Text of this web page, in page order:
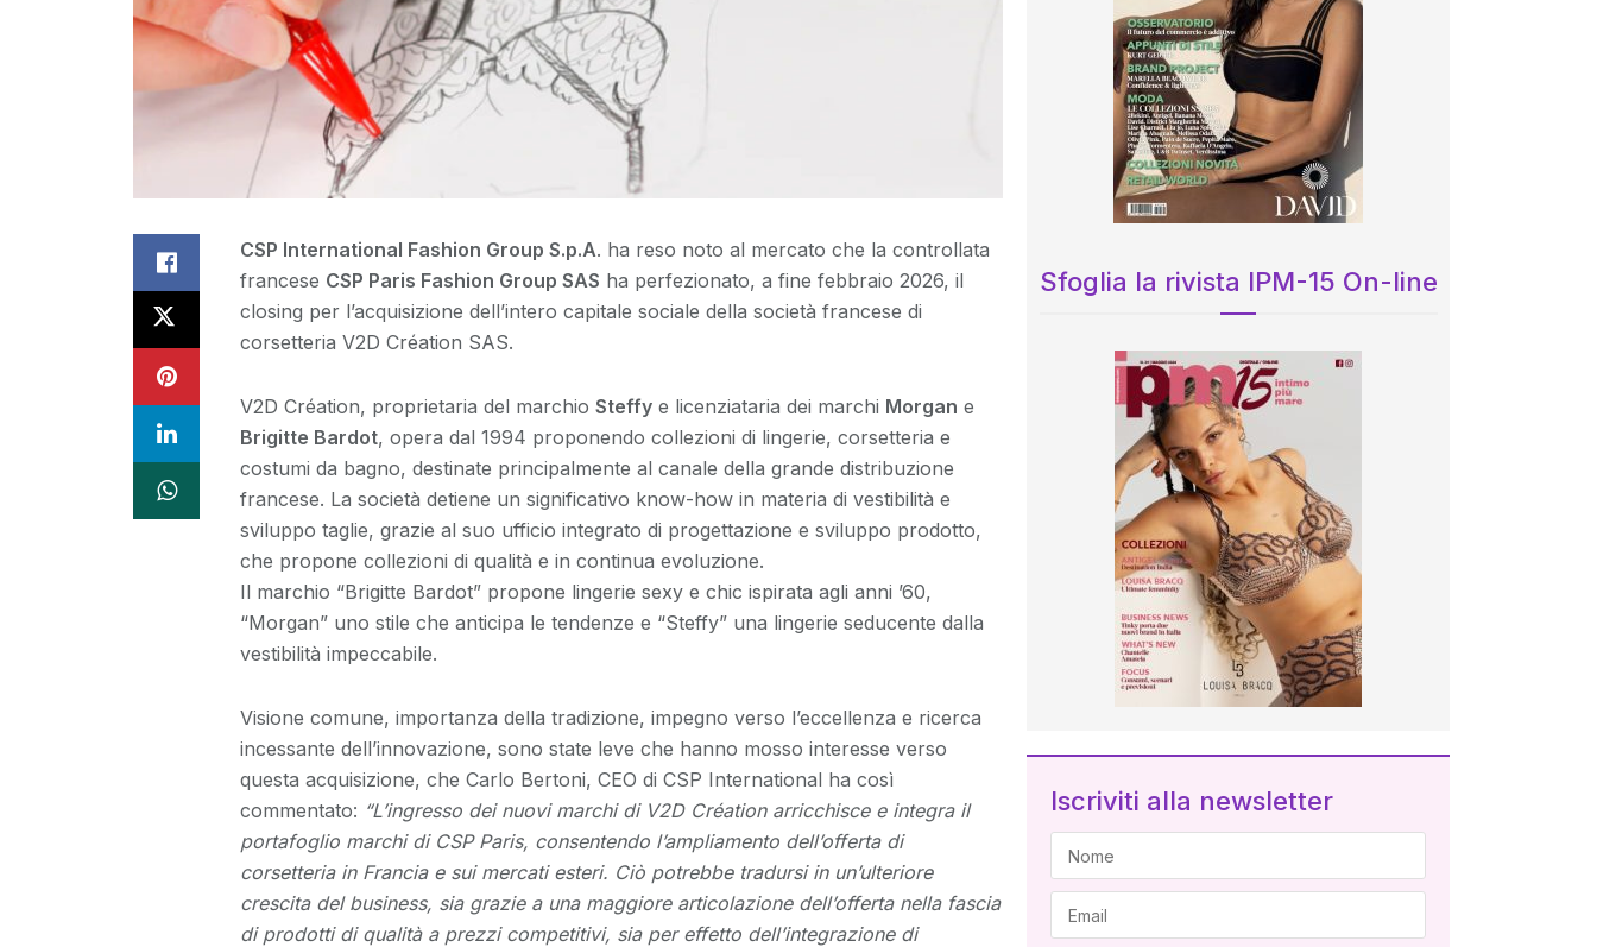
CSP International Fashion Group S.p.A. ha reso noto al mercato che la controllata
francese CSP Paris Fashion Group SAS ha perfezionato, a fine febbraio 2026, il
closing per l’acquisizione dell’intero capitale sociale della società francese di
corsetteria V2D Création SAS.
V2D Création, proprietaria del marchio Steffy e licenziataria dei marchi Morgan e
Brigitte Bardot, opera dal 1994 proponendo collezioni di lingerie, corsetteria e
costumi da bagno, destinate principalmente al canale della grande distribuzione
francese. La società detiene un significativo know-how in materia di vestibilità e
sviluppo taglie, grazie al suo ufficio integrato di progettazione e sviluppo prodotto,
che propone collezioni di qualità e in continua evoluzione.
Il marchio “Brigitte Bardot” propone lingerie sexy e chic ispirata agli anni ’60,
“Morgan” uno stile che anticipa le tendenze e “Steffy” una lingerie seducente dalla
vestibilità impeccabile.
Visione comune, importanza della tradizione, impegno verso l’eccellenza e ricerca
incessante dell’innovazione, sono state leve che hanno mosso interesse verso
questa acquisizione, che Carlo Bertoni, CEO di CSP International ha così
commentato: “L’ingresso dei nuovi marchi di V2D Création arricchisce e integra il
portafoglio marchi di CSP Paris, consentendo l’ampliamento dell’offerta di
corsetteria in Francia e sui mercati esteri. Ciò potrebbe tradursi in un’ulteriore
crescita del business, sia grazie a una maggiore articolazione dell’offerta nella fascia
di prodotti di qualità a prezzi competitivi, sia per effetto dell’integrazione di
Sfoglia la rivista IPM-15 On-line
Iscriviti alla newsletter